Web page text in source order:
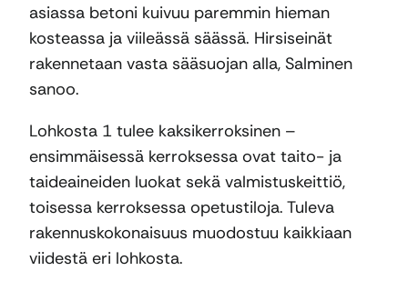
asiassa betoni kuivuu paremmin hieman
kosteassa ja viileässä säässä. Hirsiseinät
rakennetaan vasta sääsuojan alla, Salminen
sanoo.
Lohkosta 1 tulee kaksikerroksinen –
ensimmäisessä kerroksessa ovat taito- ja
taideaineiden luokat sekä valmistuskeittiö,
toisessa kerroksessa opetustiloja. Tuleva
rakennuskokonaisuus muodostuu kaikkiaan
viidestä eri lohkosta.